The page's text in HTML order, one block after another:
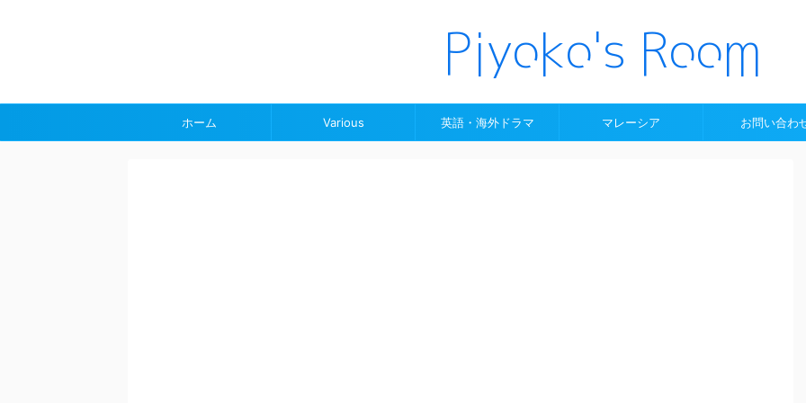
ホーム Various 英語・海外ドラマ マレーシア お問い合わ